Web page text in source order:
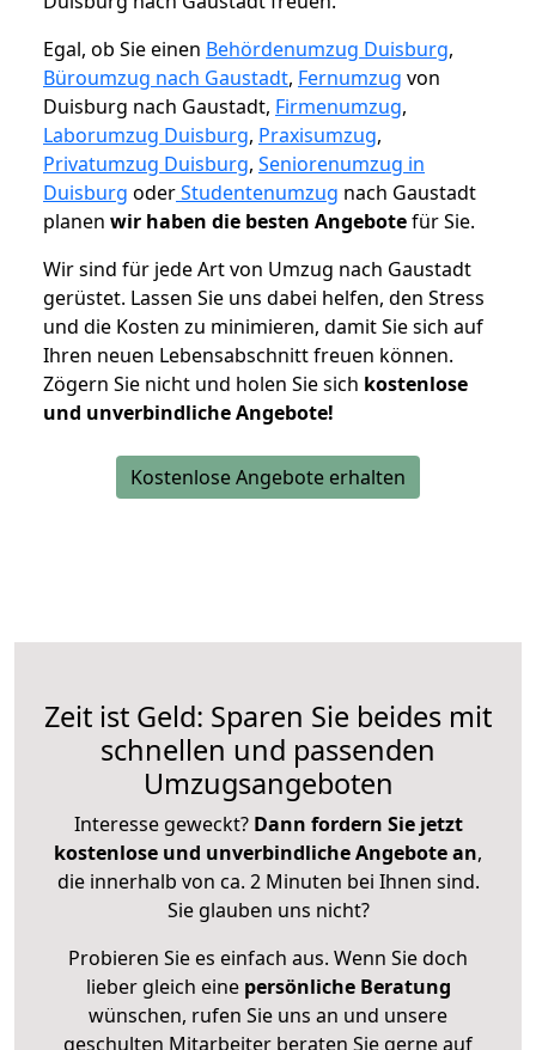
Egal, ob Sie einen Behördenumzug Duisburg,
Büroumzug nach Gaustadt, Fernumzug von
Duisburg nach Gaustadt, Firmenumzug,
Laborumzug Duisburg, Praxisumzug,
Privatumzug Duisburg, Seniorenumzug in
Duisburg oderStudentenumzug nach Gaustadt
planen wir haben die besten Angebotefür Sie.
Wir sind für jede Art von Umzug nach Gaustadt
gerüstet. Lassen Sie uns dabei helfen, den Stress
und die Kosten zu minimieren, damit Sie sich auf
Ihren neuen Lebensabschnitt freuen können.
Zögern Sie nicht und holen Sie sich kostenlose
und unverbindliche Angebote!
Kostenlose Angebote erhalten
Zeit ist Geld: Sparen Sie beides mit
schnellen und passenden
Umzugsangeboten
Interesse geweckt? Dann fordern Sie jetzt
kostenlose und unverbindliche Angebote an,
die innerhalb von ca. 2 Minuten bei Ihnen sind.
Sie glauben uns nicht?
Probieren Sie es einfach aus. Wenn Sie doch
lieber gleich eine persönliche Beratung
wünschen, rufen Sie uns an und unsere
geschulten Mitarbeiter beraten Sie gerne auf